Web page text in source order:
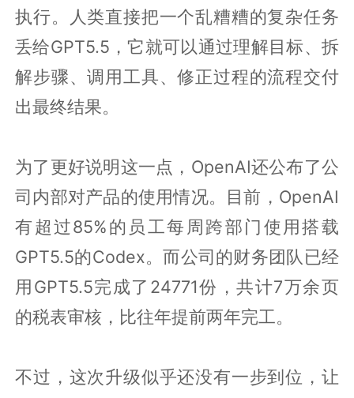
执行。人类直接把一个乱糟糟的复杂任务
丢给GPT5.5，它就可以通过理解目标、拆
解步骤、调用工具、修正过程的流程交付
出最终结果。
为了更好说明这一点，OpenAI还公布了公
司内部对产品的使用情况。目前，OpenAI
有超过85%的员工每周跨部门使用搭载
GPT5.5的Codex。而公司的财务团队已经
用GPT5.5完成了24771份，共计7万余页
的税表审核，比往年提前两年完工。
不过，这次升级似乎还没有一步到位，让